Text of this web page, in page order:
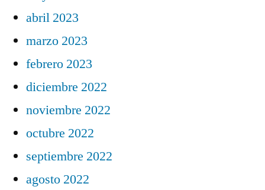
abril 2023
marzo 2023
febrero 2023
diciembre 2022
noviembre 2022
octubre 2022
septiembre 2022
agosto 2022